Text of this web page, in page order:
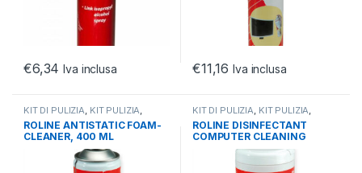
€6,34 Iva inclusa €11,16 Iva inclusa
KIT DI PULIZIA, KIT PULIZIA,
MONITOR
ROLINE ANTISTATIC FOAM-
CLEANER, 400 ML
KIT DI PULIZIA, KIT PULIZIA,
MONITOR
ROLINE DISINFECTANT
COMPUTER CLEANING
WIPES, 100 PCS.